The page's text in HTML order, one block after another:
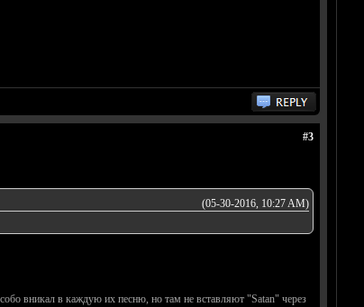
#3
(05-30-2016, 10:27 AM)
вникал в каждую их песню, но там не вставляют "Satan" через